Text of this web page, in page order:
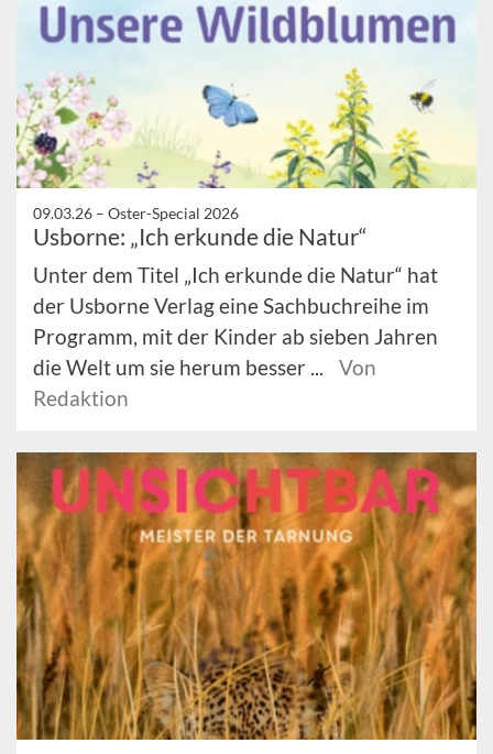
09.03.26 – Oster-Special 2026
Usborne: „Ich erkunde die Natur“
Unter dem Titel „Ich erkunde die Natur“ hat
der Usborne Verlag eine Sachbuchreihe im
Programm, mit der Kinder ab sieben Jahren
die Welt um sie herum besser ...
Von
Redaktion